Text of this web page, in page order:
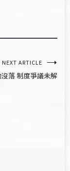
NEXT ARTICLE
落 制度爭議未解